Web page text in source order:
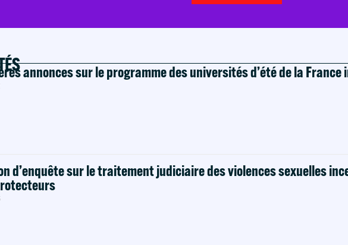
annonces sur le programme des universités d’été de la France
d’enquête sur le traitement judiciaire des violences sexuelles